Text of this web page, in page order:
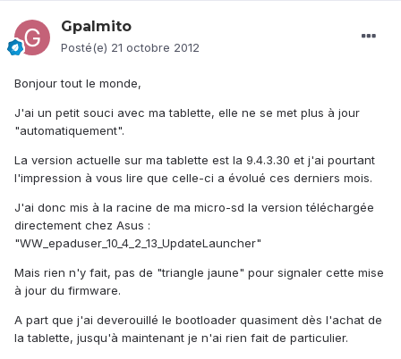
Gpalmito
Posté(e) 21 octobre 2012
Bonjour tout le monde,
J'ai un petit souci avec ma tablette, elle ne se met plus à jour
"automatiquement".
La version actuelle sur ma tablette est la 9.4.3.30 et j'ai pourtant
l'impression à vous lire que celle-ci a évolué ces derniers mois.
J'ai donc mis à la racine de ma micro-sd la version téléchargée
directement chez Asus :
"WW_epaduser_10_4_2_13_UpdateLauncher"
Mais rien n'y fait, pas de "triangle jaune" pour signaler cette mise
à jour du firmware.
A part que j'ai deverouillé le bootloader quasiment dès l'achat de
la tablette, jusqu'à maintenant je n'ai rien fait de particulier.